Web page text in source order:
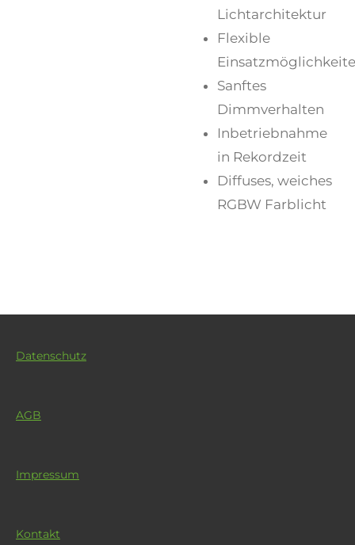
Lichtarchitektur
Flexible
Sanftes
Dimmverhalten
Inbetriebnahme
in Rekordzeit
Diffuses, weiches
RGBW Farblicht
Datenschutz
AGB
Impressum
Kontakt